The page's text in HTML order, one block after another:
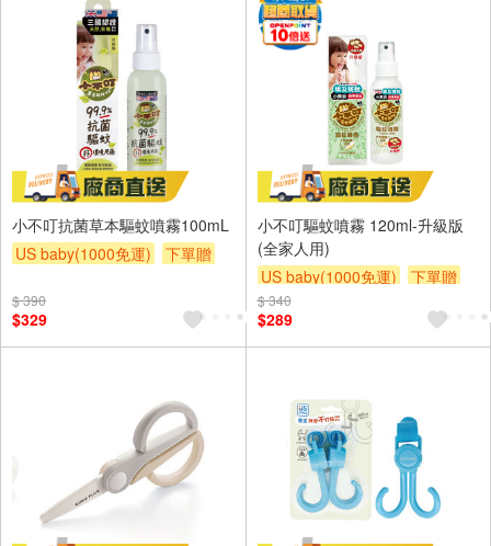
小不叮抗菌草本驅蚊噴霧100mL
US baby(1000免運)
下單贈
$ 390
$329
小不叮驅蚊噴霧 120ml-升級版
(全家人用)
US baby(1000免運)
下單贈
滿額贈
$ 340
$289